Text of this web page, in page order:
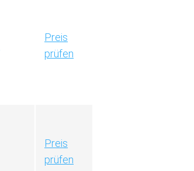
Preis
prüfen
Preis
prüfen